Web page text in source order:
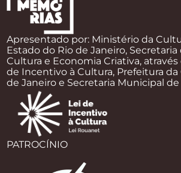
Apresentado por: Ministério da
Estado do Rio de Janeiro,
Cultura e Economia Criativa, através
de Incentivo à Cultura, Prefeitura da
de Janeiro e Secretaria Municipal
PATROCÍNIO